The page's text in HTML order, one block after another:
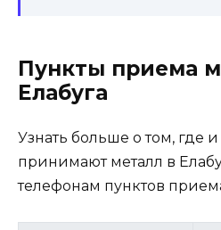
Пункты приема
Елабуга
Узнать больше о том, где
принимают металл в
телефонам пунктов